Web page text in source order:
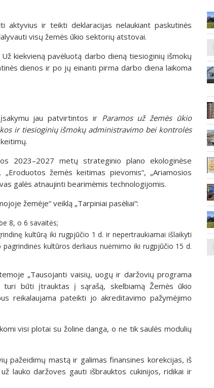
aktyvius ir teikti deklaracijas nelaukiant paskutinės
visų žemės ūkio sektorių atstovai.
kiekvieną pavėluotą darbo dieną tiesioginių išmokų
dienos ir po jų einanti pirma darbo diena laikoma
jau patvirtintos ir Paramos už žemės ūkio
ir tiesioginių išmokų administravimo bei kontrolės
2023–2027 metų strateginio plano ekologinėse
žemės keitimas pievomis“, „Ariamosios
galės atnaujinti bearimėmis technologijomis.
žemėje“ veiklą „Tarpiniai pasėliai“:
8, o 6 savaitės;
kultūrą iki rugpjūčio 1 d. ir nepertraukiamai išlaikyti
kultūros derliaus nuėmimo iki rugpjūčio 15 d.
„Tausojanti vaisių, uogų ir daržovių programa
turi būti įtrauktas į sąrašą, skelbiamą Žemės ūkio
reikalaujama pateikti jo akreditavimo pažymėjimo
visi plotai su žoline danga, o ne tik saulės modulių
pažeidimų mastą ir galimas finansines korekcijas, iš
lauko daržoves gauti išbrauktos cukinijos, ridikai ir